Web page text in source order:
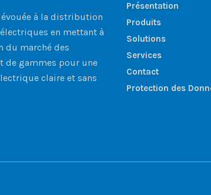
à la distribution
en mettant à
du marché des
de gammes pour une
claire et sans
Présentation
Produits
Solutions
Services
Contact
Protection des